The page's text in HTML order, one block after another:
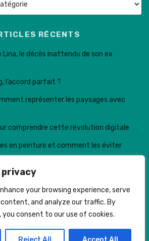
privacy
your browsing experience, serve
and analyze our traffic. By
you consent to our use of cookies.
RÉCENTS
Lina, le décès inattendu de son ex
l’accord parfait ?
représenter les paysages avec
comprendre cette révolution digitale
en peinture et comment les éviter
de Crolles © . Made with
CONTACT
PLAN DE SITE